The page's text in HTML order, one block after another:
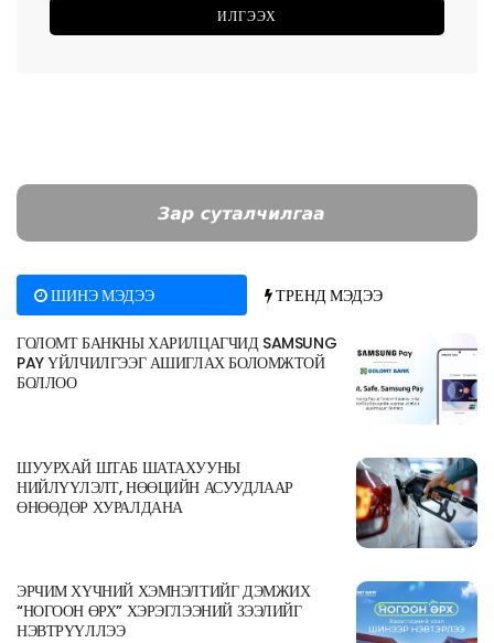
ШИНЭ МЭДЭЭ ТРЕНД МЭДЭЭ
ГОЛОМТ БАНКНЫ ХАРИЛЦАГЧИД SAMSUNG
PAY ҮЙЛЧИЛГЭЭГ АШИГЛАХ БОЛОМЖТОЙ
БОЛЛОО
ШУУРХАЙ ШТАБ ШАТАХУУНЫ
НИЙЛҮҮЛЭЛТ, НӨӨЦИЙН АСУУДЛААР
ӨНӨӨДӨР ХУРАЛДАНА
ЭРЧИМ ХҮЧНИЙ ХЭМНЭЛТИЙГ ДЭМЖИХ
“НОГООН ӨРХ” ХЭРЭГЛЭЭНИЙ ЗЭЭЛИЙГ
НЭВТРҮҮЛЛЭЭ